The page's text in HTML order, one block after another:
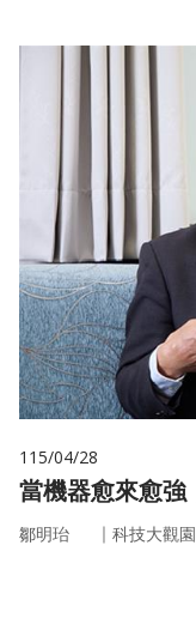
115/04/28
當機器愈來愈強
鄒明珆 ｜ 科技大觀